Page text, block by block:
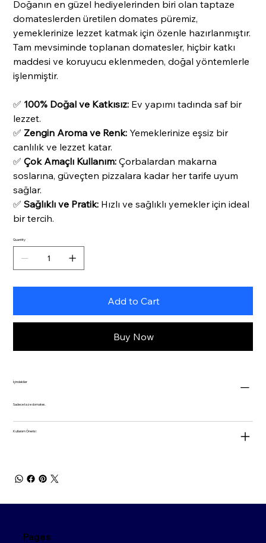
Doğanın en güzel hediyelerinden biri olan taptaze
domateslerden üretilen domates püremiz,
yemeklerinize lezzet katmak için özenle hazırlanmıştır.
Tam mevsiminde toplanan domatesler, hiçbir katkı
maddesi ve koruyucu eklenmeden, doğal yöntemlerle
işlenmiştir.
✅ 100% Doğal ve Katkısız: Ev yapımı tadında saf bir
lezzet.
✅ Zengin Aroma ve Renk: Yemeklerinize eşsiz bir
canlılık ve lezzet katar.
✅Çok Amaçlı Kullanım: Çorbalardan makarna
soslarına, güveçten pizzalara kadar her tarife uyum
sağlar.
✅Sağlıklı ve Pratik: Hızlı ve sağlıklı yemekler için ideal
bir tercih.
Quantity
Add to Cart
Buy Now
İçindekiler
Sadece taze domates.
Kullanım Önerisi
Pages